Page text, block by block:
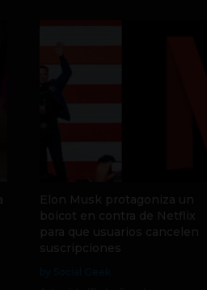
Elon Musk protagoniza un
boicot en contra de Netflix
para que usuarios cancelen
suscripciones